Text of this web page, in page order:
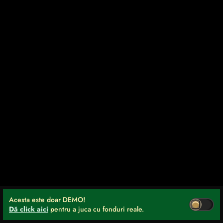
Acesta este doar DEMO!
Dă click aici pentru a juca cu fonduri reale.